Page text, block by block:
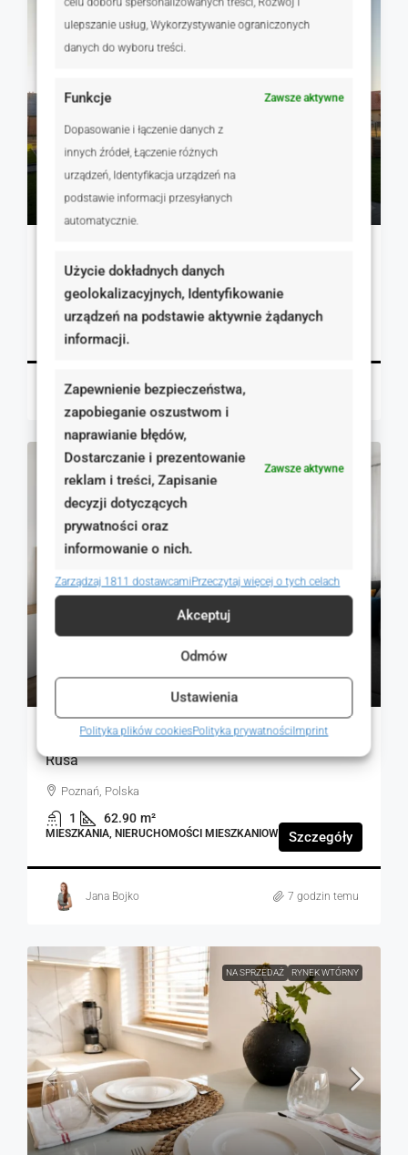
ulepszanie usług, Wykorzystywanie ograniczonych
danych do wyboru treści.
Funkcje Zawsze aktywne
Dopasowanie i łączenie danych z
innych źródeł, Łączenie różnych
urządzeń, Identyfikacja urządzeń na
podstawie informacji przesyłanych
automatycznie.
Użycie dokładnych danych
geolokalizacyjnych, Identyfikowanie
urządzeń na podstawie aktywnie żądanych
informacji.
Zapewnienie bezpieczeństwa,
zapobieganie oszustwom i
naprawianie błędów,
Dostarczanie i prezentowanie
reklam i treści, Zapisanie
decyzji dotyczących
prywatności oraz
informowanie o nich.
Zawsze aktywne
Zarządzaj 1811 dostawcamiPrzeczytaj więcej o tych celach
Akceptuj
Odmów
Ustawienia
Polityka plików cookiesPolityka prywatnościImprint
625 000 zł
5 435 zł
Lipowa, Trzek, Polska
2 115.00 m²
DOMY, NIERUCHOMOŚCI MIESZKANIOWE
Robert Afum
NA WYNAJEM RYNEK WTÓRNY
51 zł
Idealne dla Rodziny! 3 Niezależne Pokoje. Os.
Rusa
Poznań, Polska
1 62.90 m²
MIESZKANIA, NIERUCHOMOŚCI MIESZKANIOWE Szczegóły
Jana Bojko 7 godzin temu
NA SPRZEDAŻ RYNEK WTÓRNY